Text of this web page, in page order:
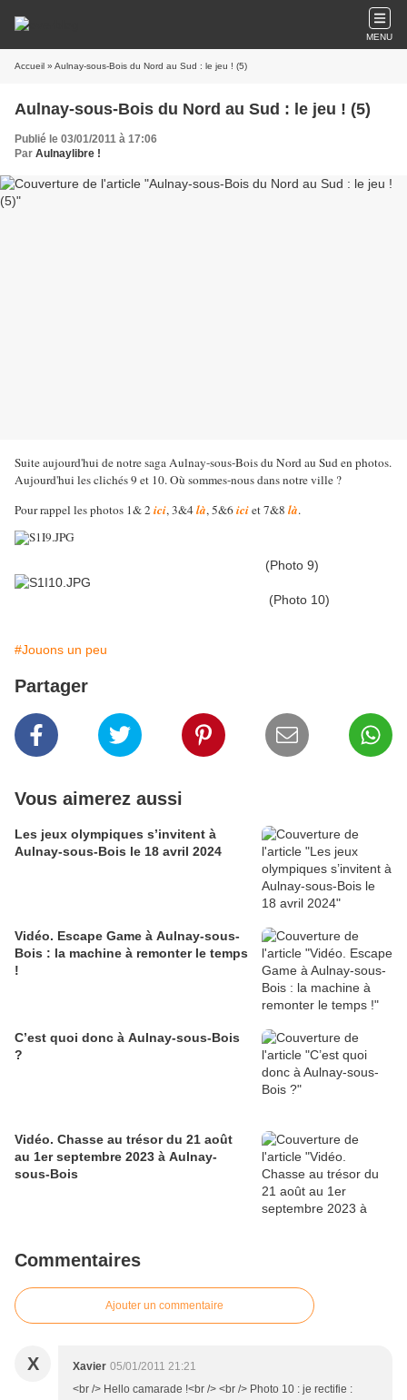
MENU
Accueil » Aulnay-sous-Bois du Nord au Sud : le jeu ! (5)
Aulnay-sous-Bois du Nord au Sud : le jeu ! (5)
Publié le 03/01/2011 à 17:06
Par Aulnaylibre !
Suite aujourd'hui de notre saga Aulnay-sous-Bois du Nord au Sud en photos.
Aujourd'hui les clichés 9 et 10. Où sommes-nous dans notre ville ?
Pour rappel les photos 1& 2ici, 3&4là, 5&6iciet 7&8 là.
(Photo 9)
(Photo 10)
#Jouons un peu
Partager
Vous aimerez aussi
Les jeux olympiques s’invitent à
Aulnay-sous-Bois le 18 avril 2024
Vidéo. Escape Game à Aulnay-sous-
Bois : la machine à remonter le temps
!
C’est quoi donc à Aulnay-sous-Bois
?
Vidéo. Chasse au trésor du 21 août
au 1er septembre 2023 à Aulnay-
sous-Bois
Commentaires
Ajouter un commentaire
X Xavier 05/01/2011 21:21
<br /> Hello camarade !<br /> <br /> Photo 10 : je rectifie :